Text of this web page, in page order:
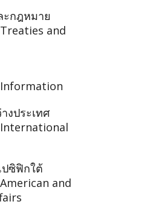
กฎหมาย
and
งประเทศ
ปซิฟิกใต้
and